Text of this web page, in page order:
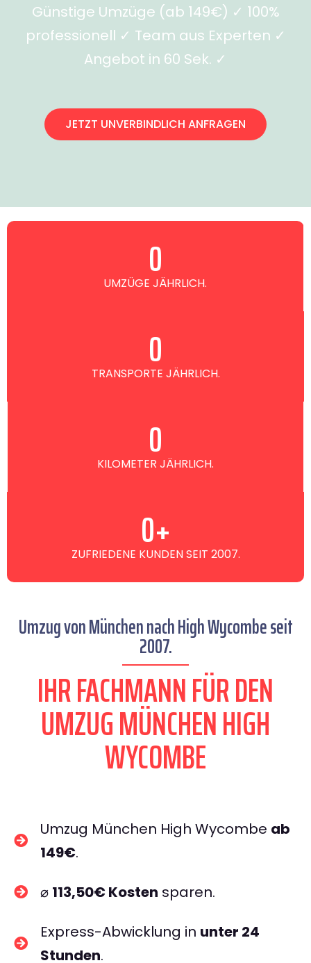
Günstige Umzüge (ab 149€) ✓ 100%
professionell ✓ Team aus Experten ✓
Angebot in 60 Sek. ✓
JETZT UNVERBINDLICH ANFRAGEN
UMZÜGE JÄHRLICH.
0
TRANSPORTE JÄHRLICH.
0
KILOMETER JÄHRLICH.
0
ZUFRIEDENE KUNDEN SEIT 2007.
0+
Umzug von München nach High Wycombe seit
2007.
IHR FACHMANN FÜR DEN
UMZUG MÜNCHEN HIGH
WYCOMBE
Umzug München High Wycombe ab
149€.
⌀ 113,50€ Kosten sparen.
Express-Abwicklung in unter 24
Stunden.